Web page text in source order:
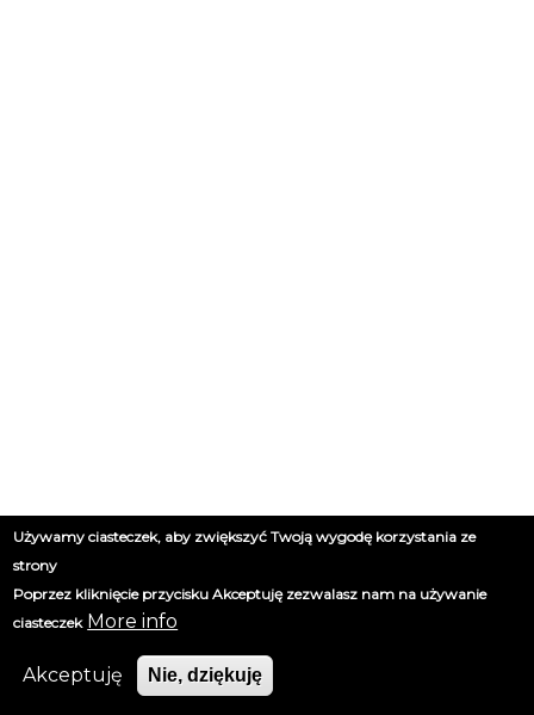
Używamy ciasteczek, aby zwiększyć Twoją wygodę korzystania ze
strony
Poprzez kliknięcie przycisku Akceptuję zezwalasz nam na używanie
ciasteczek More info
Akceptuję Nie, dziękuję